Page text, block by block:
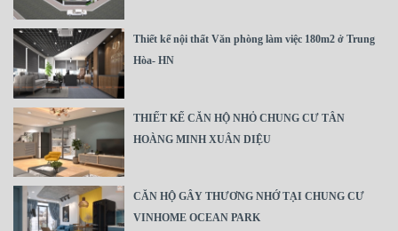
Thiết kế nội thất Văn phòng làm việc 180m2 ở Trung
Hòa- HN
THIẾT KẾ CĂN HỘ NHỎ CHUNG CƯ TÂN
HOÀNG MINH XUÂN DIỆU
CĂN HỘ GÂY THƯƠNG NHỚ TẠI CHUNG CƯ
VINHOME OCEAN PARK